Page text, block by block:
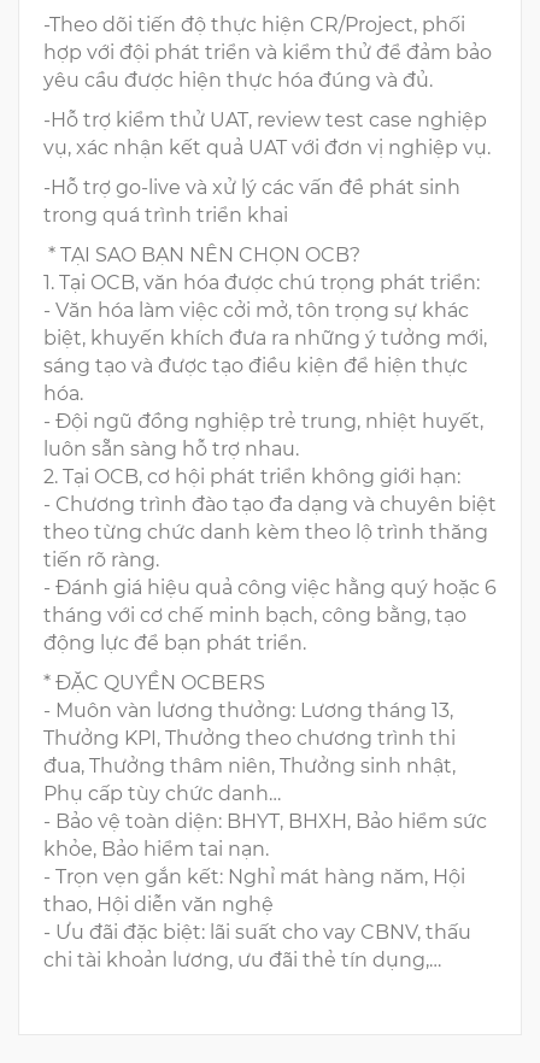
-Theo dõi tiến độ thực hiện CR/Project, phối
hợp với đội phát triển và kiểm thử để đảm bảo
yêu cầu được hiện thực hóa đúng và đủ.
-Hỗ trợ kiểm thử UAT, review test case nghiệp
vụ, xác nhận kết quả UAT với đơn vị nghiệp vụ.
-Hỗ trợ go-live và xử lý các vấn đề phát sinh
trong quá trình triển khai
* TẠI SAO BẠN NÊN CHỌN OCB?
1. Tại OCB, văn hóa được chú trọng phát triển:
- Văn hóa làm việc cởi mở, tôn trọng sự khác
biệt, khuyến khích đưa ra những ý tưởng mới,
sáng tạo và được tạo điều kiện để hiện thực
hóa.
- Đội ngũ đồng nghiệp trẻ trung, nhiệt huyết,
luôn sẵn sàng hỗ trợ nhau.
2. Tại OCB, cơ hội phát triển không giới hạn:
- Chương trình đào tạo đa dạng và chuyên biệt
theo từng chức danh kèm theo lộ trình thăng
tiến rõ ràng.
- Đánh giá hiệu quả công việc hằng quý hoặc 6
tháng với cơ chế minh bạch, công bằng, tạo
động lực để bạn phát triển.
* ĐẶC QUYỀN OCBERS
- Muôn vàn lương thưởng: Lương tháng 13,
Thưởng KPI, Thưởng theo chương trình thi
đua, Thưởng thâm niên, Thưởng sinh nhật,
Phụ cấp tùy chức danh…
- Bảo vệ toàn diện: BHYT, BHXH, Bảo hiểm sức
khỏe, Bảo hiểm tai nạn.
- Trọn vẹn gắn kết: Nghỉ mát hàng năm, Hội
thao, Hội diễn văn nghệ
- Ưu đãi đặc biệt: lãi suất cho vay CBNV, thấu
chi tài khoản lương, ưu đãi thẻ tín dụng,…